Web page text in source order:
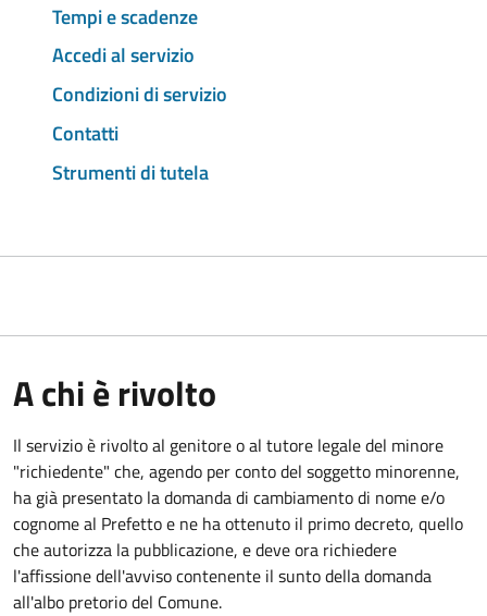
Tempi e scadenze
Accedi al servizio
Condizioni di servizio
Contatti
Strumenti di tutela
A chi è rivolto
Il servizio è rivolto al genitore o al tutore legale del minore
"richiedente" che, agendo per conto del soggetto minorenne,
ha già presentato la domanda di cambiamento di nome e/o
cognome al Prefetto e ne ha ottenuto il primo decreto, quello
che autorizza la pubblicazione, e deve ora richiedere
l'affissione dell'avviso contenente il sunto della domanda
all'albo pretorio del Comune.